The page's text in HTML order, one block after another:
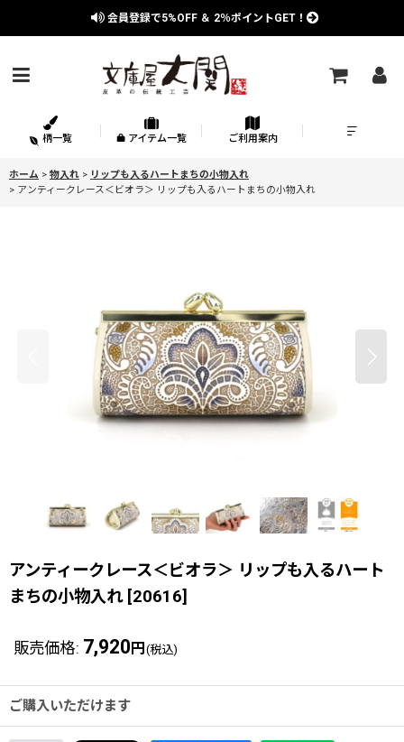
会員登録で5%OFF ＆ 2％ポイントGET！
柄一覧 アイテム一覧 ご利用案内
ホーム > 物入れ > リップも入るハートまちの小物入れ
> アンティークレース＜ビオラ＞ リップも入るハートまちの小物入れ
アンティークレース＜ビオラ＞ リップも入るハート
まちの小物入れ [20616]
販売価格: 7,920 円 (税込)
ご購入いただけます